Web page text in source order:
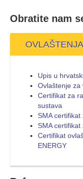
Obratite nam
Upis u
Ovlaštenje za
Certifikat za
sustava
SMA
SMA
Certifikat
ENERGY